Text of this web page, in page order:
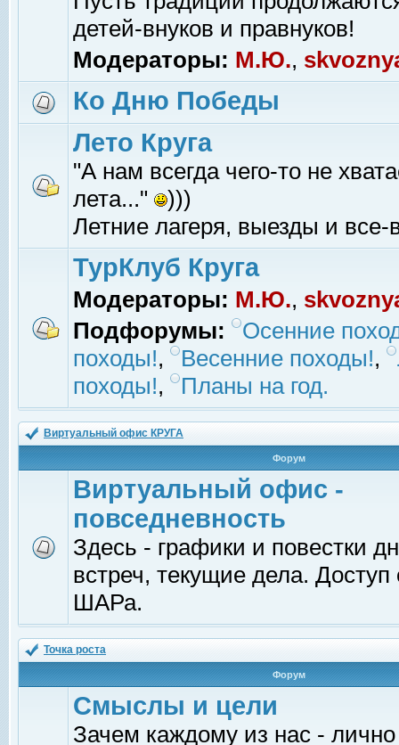
детей-внуков и правнуков!
Модераторы: М.Ю.,
Ко Дню Победы
Лето Круга
"А нам всегда чего-то не
лета..."
)))
Летние лагеря, выезды и все-
ТурКлуб Круга
Модераторы: М.Ю.,
Подфорумы:
Осенние
походы!, Весенние походы!,
походы!, Планы на год.
Виртуальный офис КРУГА
Форум
Виртуальный офис -
повседневность
Здесь - графики и повестки
встреч, текущие дела.
ШАРа.
Точка роста
Форум
Смыслы и цели
Зачем каждому из нас -